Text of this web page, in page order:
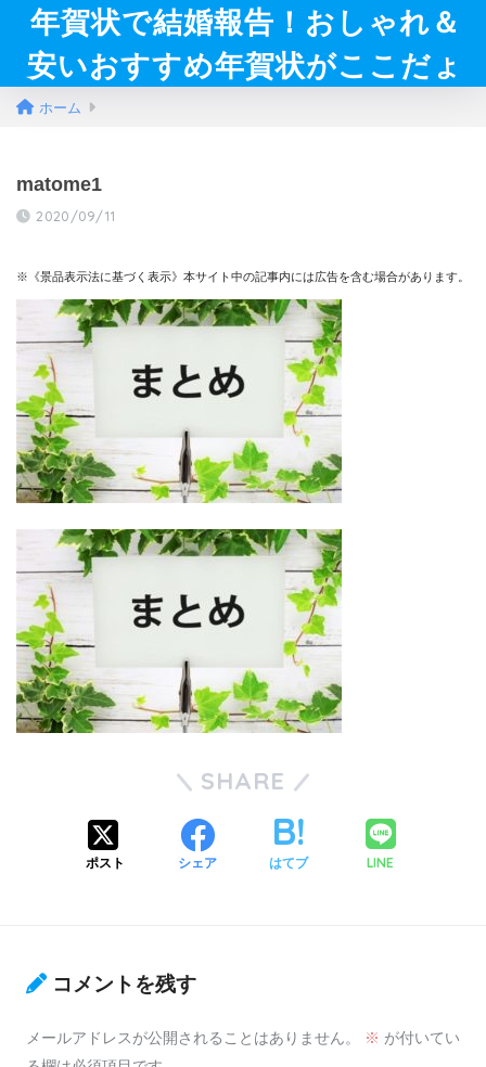
年賀状で結婚報告！おしゃれ＆
安いおすすめ年賀状がここだょ
ホーム
matome1
2020/09/11
※《景品表示法に基づく表示》本サイト中の記事内には広告を含む場合があります。
SHARE
ポスト シェア はてブ LINE
コメントを残す
メールアドレスが公開されることはありません。 ※ が付いてい